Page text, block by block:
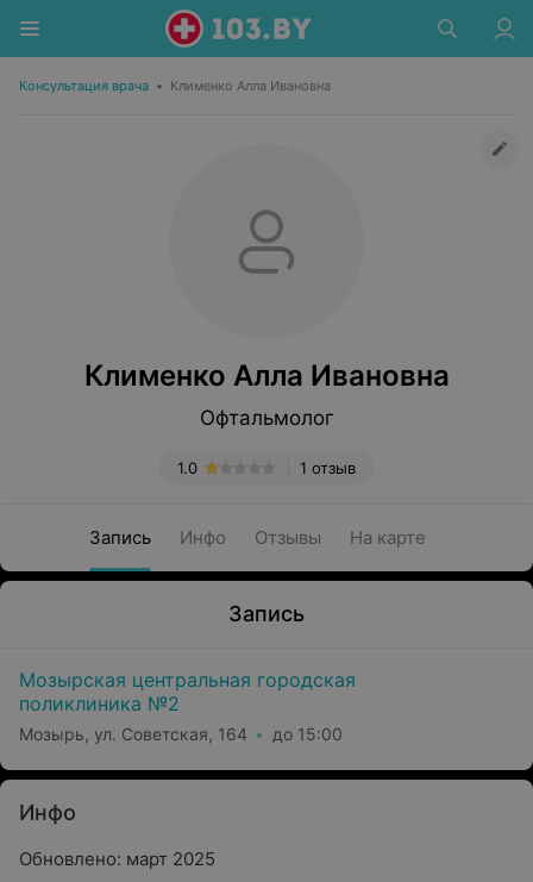
Консультация врача • Клименко Алла Ивановна
Клименко Алла Ивановна
Офтальмолог
1 отзыв
1.0
Запись Инфо Отзывы На карте
Запись
Мозырская центральная городская
поликлиника №2
Мозырь, ул. Советская, 164 до 15:00
Инфо
Обновлено: март 2025